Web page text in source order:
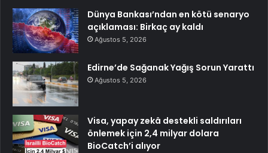
Dünya Bankası’ndan en kötü senaryo
açıklaması: Birkaç ay kaldı
Ağustos 5, 2026
Edirne’de Sağanak Yağış Sorun Yarattı
Ağustos 5, 2026
Visa, yapay zekâ destekli saldırıları
önlemek için 2,4 milyar dolara
BioCatch’i alıyor